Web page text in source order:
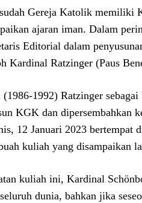
Gereja Katolik memiliki
ajaran iman. Dalam
Editorial dalam
Kardinal Ratzinger (Paus
(1986-1992) Ratzinger
KGK dan dipersembahkan
12 Januari 2023 bertempat
kuliah yang disampaikan
kuliah ini, Kardinal
dunia, bahkan jika